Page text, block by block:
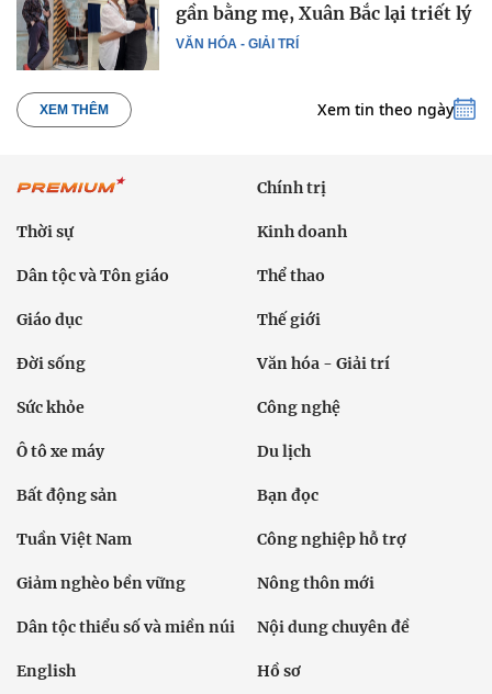
VĂN HÓA - GIẢI TRÍ
gần bằng mẹ, Xuân Bắc lại triết lý
XEM THÊM Xem tin theo ngày
Chính trị
Thời sự Kinh doanh
Dân tộc và Tôn giáo Thể thao
Giáo dục Thế giới
Đời sống Văn hóa - Giải trí
Sức khỏe Công nghệ
Ô tô xe máy Du lịch
Bất động sản Bạn đọc
Tuần Việt Nam Công nghiệp hỗ trợ
Giảm nghèo bền vững Nông thôn mới
Dân tộc thiểu số và miền núi Nội dung chuyên đề
English Hồ sơ